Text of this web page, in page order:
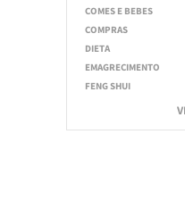
COMES E BEBES
COMPRAS
DIETA
EMAGRECIMENTO
FENG SHUI